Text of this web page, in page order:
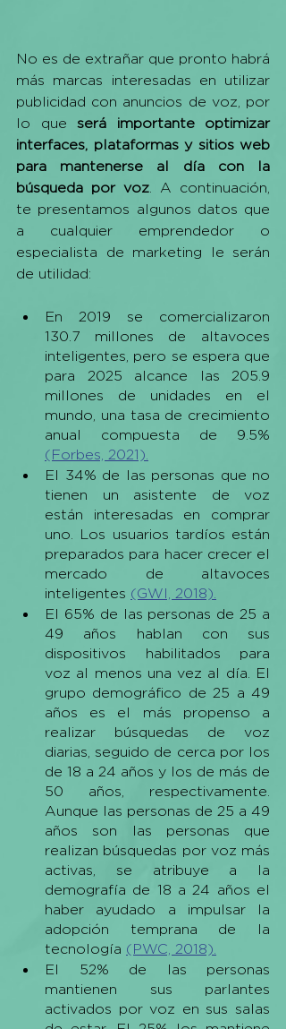
No es de extrañar que pronto habrá
más marcas interesadas en utilizar
publicidad con anuncios de voz, por
lo que será importante optimizar
interfaces, plataformas y sitios web
para mantenerse al día con la
búsqueda por voz . A continuación,
te presentamos algunos datos que
a cualquier emprendedor o
especialista de marketing le serán
de utilidad:
En 2019 se comercializaron
130.7 millones de altavoces
inteligentes, pero se espera que
para 2025 alcance las 205.9
millones de unidades en el
mundo, una tasa de crecimiento
(Forbes, 2021).
El 34% de las personas que no
tienen un asistente de voz
están interesadas en comprar
uno. Los usuarios tardíos están
preparados para hacer crecer el
mercado de altavoces
inteligentes (GWI, 2018).
El 65% de las personas de 25 a
49 años hablan con sus
dispositivos habilitados para
voz al menos una vez al día. El
grupo demográfico de 25 a 49
años es el más propenso a
realizar búsquedas de voz
diarias, seguido de cerca por los
de 18 a 24 años y los de más de
50 años, respectivamente.
Aunque las personas de 25 a 49
años son las personas que
realizan búsquedas por voz más
activas, se atribuye a la
demografía de 18 a 24 años el
haber ayudado a impulsar la
adopción temprana de la
tecnología (PWC, 2018).
El 52% de las personas
mantienen sus parlantes
activados por voz en sus salas